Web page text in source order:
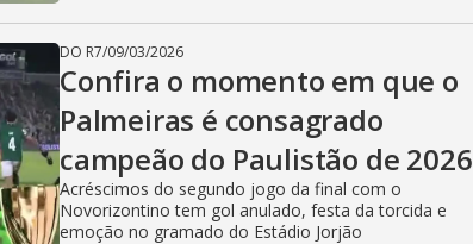
DO R7/09/03/2026
Confira o momento em que o
Palmeiras é consagrado
campeão do Paulistão de 2026
Acréscimos do segundo jogo da final com o
Novorizontino tem gol anulado, festa da torcida e
emoção no gramado do Estádio Jorjão